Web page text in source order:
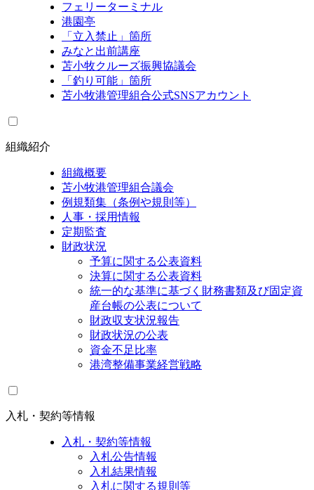
フェリーターミナル
港園亭
「立入禁止」箇所
みなと出前講座
苫小牧クルーズ振興協議会
「釣り可能」箇所
苫小牧港管理組合公式SNSアカウント
組織紹介
組織概要
苫小牧港管理組合議会
例規類集（条例や規則等）
人事・採用情報
定期監査
財政状況
予算に関する公表資料
決算に関する公表資料
統一的な基準に基づく財務書類及び固定資
産台帳の公表について
財政収支状況報告
財政状況の公表
資金不足比率
港湾整備事業経営戦略
入札・契約等情報
入札・契約等情報
入札公告情報
入札結果情報
入札に関する規則等